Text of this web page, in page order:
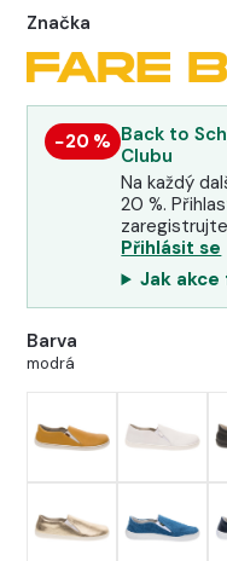
Značka
−20 % Back to
Clubu
Na každý
20 %.
Přihlásit se
Jak akce
Barva
modrá